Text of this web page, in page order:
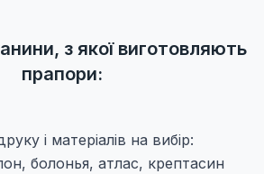
з якої виготовляють
прапори:
і матеріалів на вибір:
болонья, атлас, крептасин